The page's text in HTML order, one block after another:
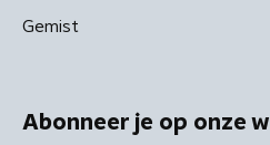
Gemist
Abonneer je op onze